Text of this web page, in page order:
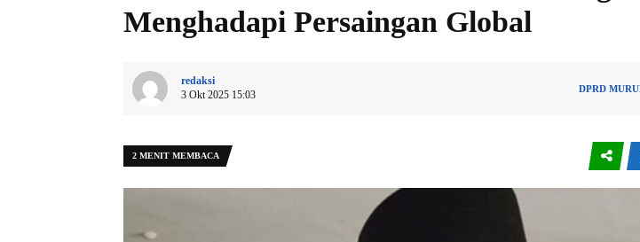
Menghadapi Persaingan Global
redaksi
3 Okt 2025 15:03
DPRD
2 MENIT MEMBACA